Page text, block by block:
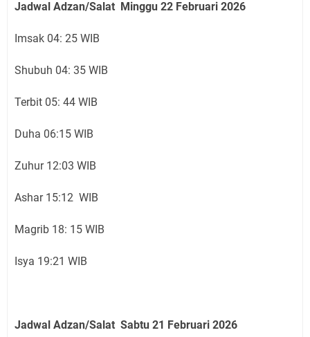
Jadwal Adzan/Salat Minggu 22 Februari 2026
Imsak 04: 25 WIB
Shubuh 04: 35 WIB
Terbit 05: 44 WIB
Duha 06:15 WIB
Zuhur 12:03 WIB
Ashar 15:12 WIB
Magrib 18: 15 WIB
Isya 19:21 WIB
Jadwal Adzan/Salat Sabtu 21 Februari 2026